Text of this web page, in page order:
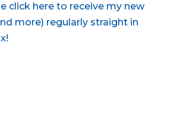
click here to receive my new
more) regularly straight in